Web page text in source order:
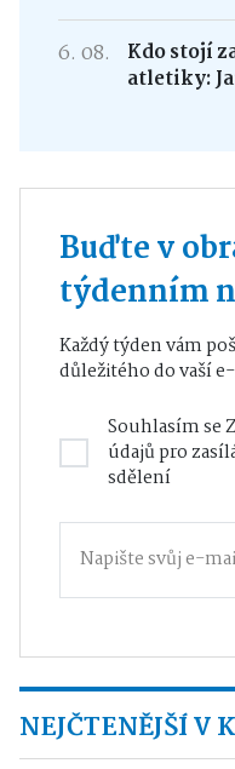
6. 08.
Kdo stojí
atletiky:
Buďte v
týdenním
Každý týden vám
důležitého do vaší
Souhlasím se
údajůpro
sdělení
NEJČTENĚJŠÍ V